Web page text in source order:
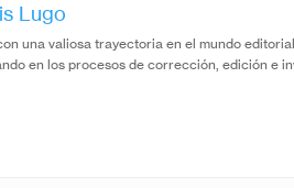
Lugo
una valiosa trayectoria en el mundo
en los procesos de corrección, edición e